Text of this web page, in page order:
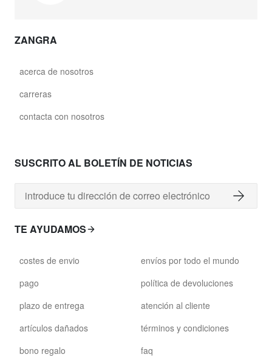
ZANGRA
acerca de nosotros
carreras
contacta con nosotros
SUSCRITO AL BOLETÍN DE NOTICIAS
TE AYUDAMOS
costes de envio
pago
plazo de entrega
artículos dañados
bono regalo
envíos por todo el mundo
política de devoluciones
atención al cliente
términos y condiciones
faq